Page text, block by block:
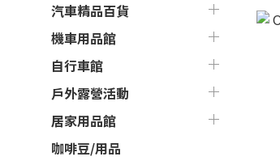
汽車精品百貨
機車用品館
自行車館
戶外露營活動
居家用品館
咖啡豆/用品